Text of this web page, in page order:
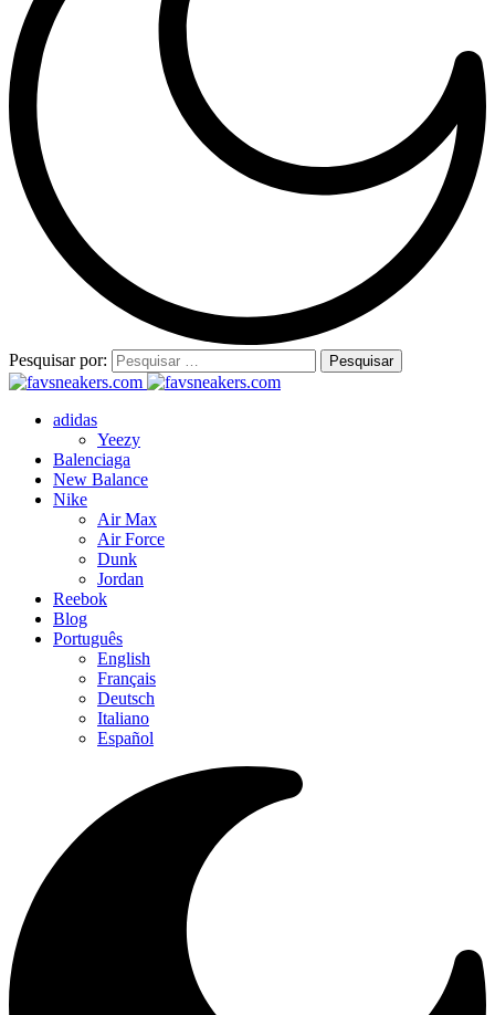
Pesquisar por:
adidas
Yeezy
Balenciaga
New Balance
Nike
Air Max
Air Force
Dunk
Jordan
Reebok
Blog
Português
English
Français
Deutsch
Italiano
Español